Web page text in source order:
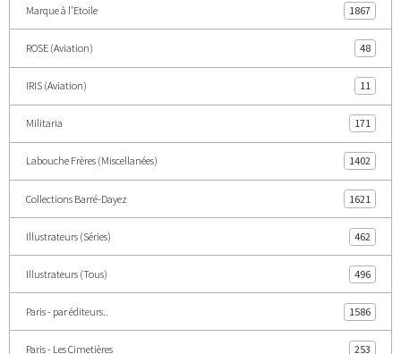
Marque à l'Etoile 1867
ROSE (Aviation) 48
IRIS (Aviation) 11
Militaria 171
Labouche Frères (Miscellanées) 1402
Collections Barré-Dayez 1621
Illustrateurs (Séries) 462
Illustrateurs (Tous) 496
Paris - par éditeurs.. 1586
Paris - Les Cimetières 253